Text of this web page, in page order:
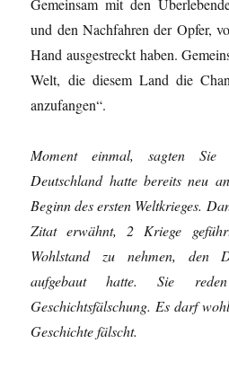
Gemeinsam mit den
und den Nachfahren der Opfer,
Hand ausgestreckt haben.
Welt, die diesem Land die
anzufangen“.
Moment einmal, sagten Sie
Deutschland hatte bereits neu
Beginn des ersten Weltkrieges.
Zitat erwähnt, 2 Kriege
Wohlstand zu nehmen, den
aufgebaut hatte. Sie
Geschichtsfälschung. Es darf
Geschichte fälscht.